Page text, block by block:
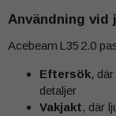
Användning vid
Acebeam L35 2.0
Eftersök,
detaljer
Vakjakt, där